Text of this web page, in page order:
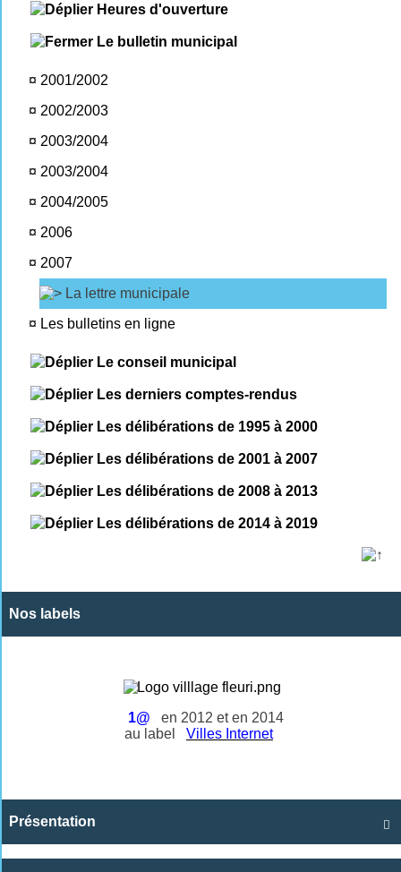
Heures d'ouverture
Le bulletin municipal
¤ 2001/2002
¤ 2002/2003
¤ 2003/2004
¤ 2003/2004
¤ 2004/2005
¤ 2006
¤ 2007
La lettre municipale
¤ Les bulletins en ligne
Le conseil municipal
Les derniers comptes-rendus
Les délibérations de 1995 à 2000
Les délibérations de 2001 à 2007
Les délibérations de 2008 à 2013
Les délibérations de 2014 à 2019
Nos labels
1@
en 2012 et en 2014
au label
Villes Internet

Présentation